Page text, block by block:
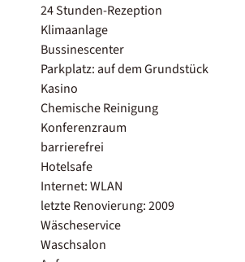
24 Stunden-Rezeption
Klimaanlage
Bussinescenter
Parkplatz: auf dem Grundstück
Kasino
Chemische Reinigung
Konferenzraum
barrierefrei
Hotelsafe
Internet: WLAN
letzte Renovierung: 2009
Wäscheservice
Waschsalon